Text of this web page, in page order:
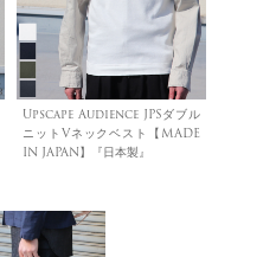
Upscape Audience JPSダブル
ニットVネックベスト【MADE
IN JAPAN】『日本製』